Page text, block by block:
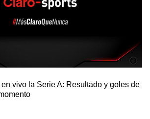
vivo la Serie A: Resultado y goles de